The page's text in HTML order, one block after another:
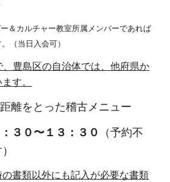
＆カルチャー教室所属メンバーであれば
（当日入会可）
、豊島区の自治体では、他府県か
す。
離をとった稽古メニュー
３０〜１３：３０
（予約不
書類以外にも記入が必要な書類